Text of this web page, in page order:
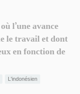
l’une avance
le travail et dont
en fonction de
L'indonésien